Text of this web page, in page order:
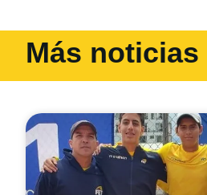
Más noticias